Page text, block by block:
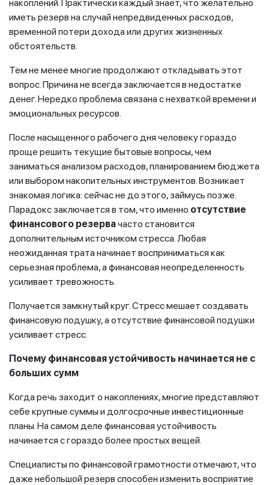
накоплений. Практически каждый знает, что желательно
иметь резерв на случай непредвиденных расходов,
временной потери дохода или других жизненных
обстоятельств.
Тем не менее многие продолжают откладывать этот
вопрос. Причина не всегда заключается в недостатке
денег. Нередко проблема связана с нехваткой времени и
эмоциональных ресурсов.
После насыщенного рабочего дня человеку гораздо
проще решить текущие бытовые вопросы, чем
заниматься анализом расходов, планированием бюджета
или выбором накопительных инструментов. Возникает
знакомая логика: сейчас не до этого, займусь позже.
Парадокс заключается в том, что именно отсутствие
финансового резервачасто становится
дополнительным источником стресса. Любая
неожиданная трата начинает восприниматься как
серьезная проблема, а финансовая неопределенность
усиливает тревожность.
Получается замкнутый круг. Стресс мешает создавать
финансовую подушку, а отсутствие финансовой подушки
усиливает стресс.
Почему финансовая устойчивость начинается не с
больших сумм
Когда речь заходит о накоплениях, многие представляют
себе крупные суммы и долгосрочные инвестиционные
планы. На самом деле финансовая устойчивость
начинается с гораздо более простых вещей.
Специалисты по финансовой грамотности отмечают, что
даже небольшой резерв способен изменить восприятие